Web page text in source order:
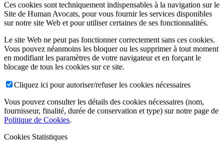
Ces cookies sont techniquement indispensables à la navigation sur le
Site de Human Avocats, pour vous fournir les services disponibles
sur notre site Web et pour utiliser certaines de ses fonctionnalités.
Le site Web ne peut pas fonctionner correctement sans ces cookies.
Vous pouvez néanmoins les bloquer ou les supprimer à tout moment
en modifiant les paramètres de votre navigateur et en forçant le
blocage de tous les cookies sur ce site.
Cliquez ici pour autoriser/refuser les cookies nécessaires
Vous pouvez consulter les détails des cookies nécessaires (nom,
fournisseur, finalité, durée de conservation et type) sur notre page de
Politique de Cookies.
Cookies Statistiques